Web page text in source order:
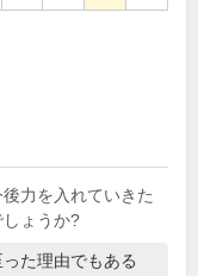
力を入れていきた
ょうか?
た理由でもある